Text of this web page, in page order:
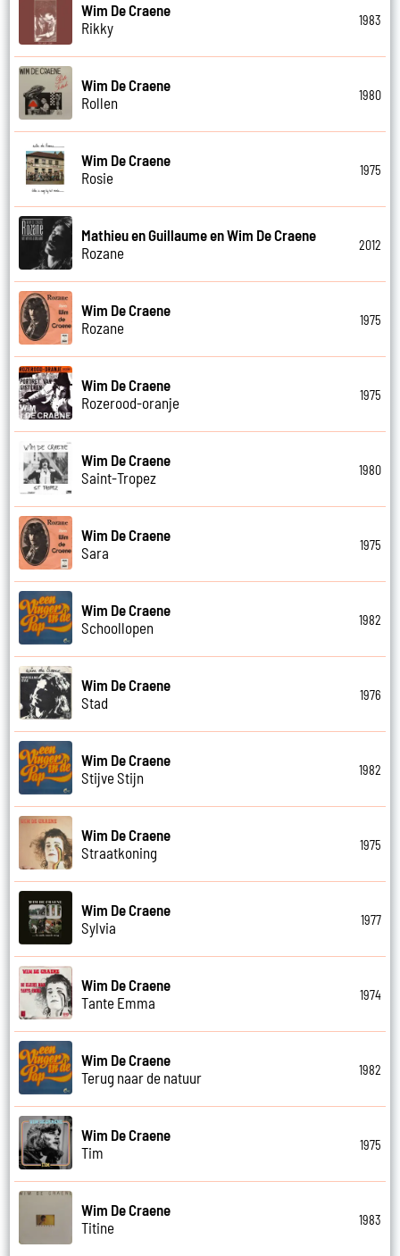
Wim De Craene
Rikky
1983
Wim De Craene
Rollen
1980
Wim De Craene
Rosie
1975
Mathieu en Guillaume en Wim De Craene
Rozane
2012
Wim De Craene
Rozane
1975
Wim De Craene
Rozerood-oranje
1975
Wim De Craene
Saint-Tropez
1980
Wim De Craene
Sara
1975
Wim De Craene
Schoollopen
1982
Wim De Craene
Stad
1976
Wim De Craene
Stijve Stijn
1982
Wim De Craene
Straatkoning
1975
Wim De Craene
Sylvia
1977
Wim De Craene
Tante Emma
1974
Wim De Craene
Terug naar de natuur
1982
Wim De Craene
Tim
1975
Wim De Craene
Titine
1983